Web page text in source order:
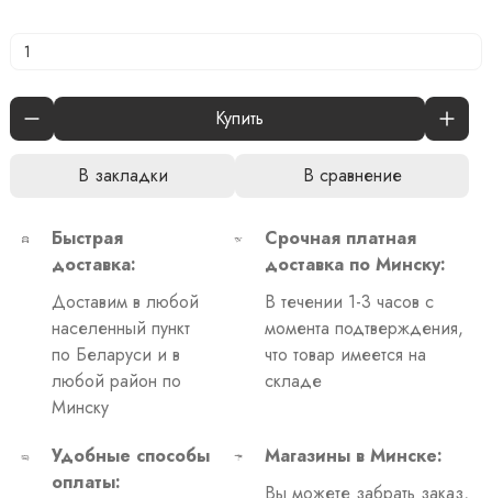
Купить
В закладки В сравнение
Быстрая
доставка:
Доставим в любой
населенный пункт
по Беларуси и в
любой район по
Минску
Срочная платная
доставка по Минску:
В течении 1-3 часов с
момента подтверждения,
что товар имеется на
складе
Удобные способы
оплаты:
Магазины в Минске:
Вы можете забрать заказ,